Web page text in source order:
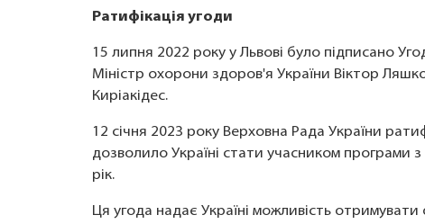
Ратифікація угоди
15 липня 2022 року у Львові було підписано
Міністр охорони здоров'я України Віктор
Киріакідес.
12 січня 2023 року Верховна Рада України
дозволило Україні стати учасником програми
рік.
Ця угода надає Україні можливість